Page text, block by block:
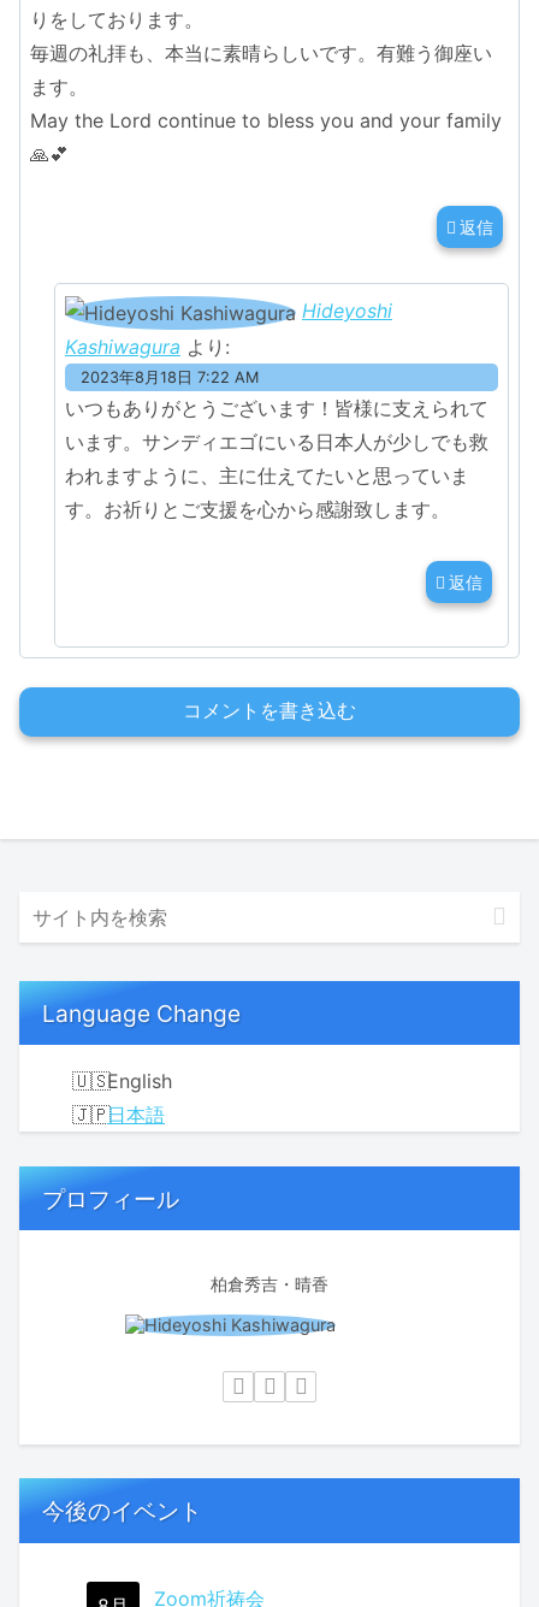
りをしております。
毎週の礼拝も、本当に素晴らしいです。有難う御座い
ます。
May the Lord continue to bless you and your family
🙏💕
返信
Hideyoshi
Kashiwagura より:
2023年8月18日 7:22 AM
いつもありがとうございます！皆様に支えられて
います。サンディエゴにいる日本人が少しでも救
われますように、主に仕えてたいと思っていま
す。お祈りとご支援を心から感謝致します。
返信
コメントを書き込む
Language Change
English
日本語
プロフィール
柏倉秀吉・晴香
今後のイベント
Zoom祈祷会